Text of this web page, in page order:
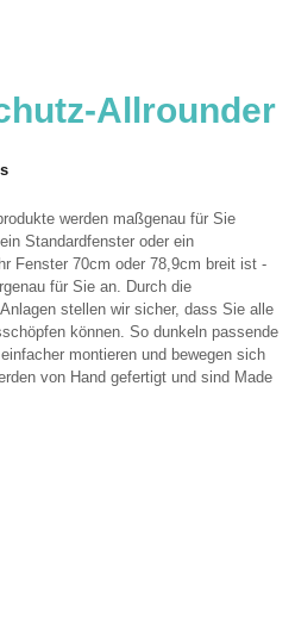
Allrounder
werden maßgenau für Sie
Standardfenster oder ein
Fenster 70cm oder 78,9cm breit ist -
für Sie an. Durch die
stellen wir sicher, dass Sie alle
können. So dunkeln passende
montieren und bewegen sich
von Hand gefertigt und sind Made